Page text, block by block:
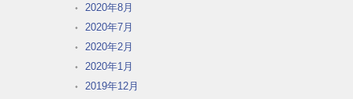
2020年8月
2020年7月
2020年2月
2020年1月
2019年12月